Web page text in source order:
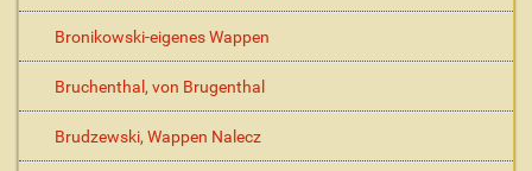
Bronikowski-eigenes Wappen
Bruchenthal, von Brugenthal
Brudzewski, Wappen Nalecz